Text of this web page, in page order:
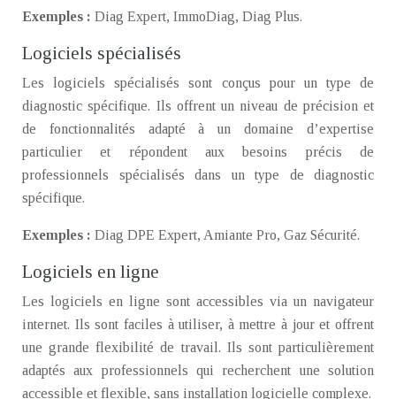
Exemples : Diag Expert, ImmoDiag, Diag Plus.
Logiciels spécialisés
Les logiciels spécialisés sont conçus pour un type de
diagnostic spécifique. Ils offrent un niveau de précision et
de fonctionnalités adapté à un domaine d’expertise
particulier et répondent aux besoins précis de
professionnels spécialisés dans un type de diagnostic
spécifique.
Exemples : Diag DPE Expert, Amiante Pro, Gaz Sécurité.
Logiciels en ligne
Les logiciels en ligne sont accessibles via un navigateur
internet. Ils sont faciles à utiliser, à mettre à jour et offrent
une grande flexibilité de travail. Ils sont particulièrement
adaptés aux professionnels qui recherchent une solution
accessible et flexible, sans installation logicielle complexe.